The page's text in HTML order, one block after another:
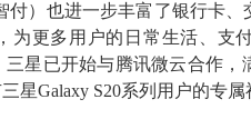
付）也进一步丰富了银行卡
为更多用户的日常生活、支
星已开始与腾讯微云合作，
星Galaxy S20系列用户的专属